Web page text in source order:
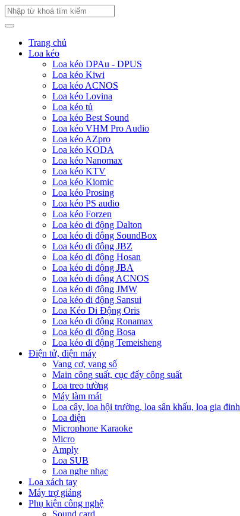
Trang chủ
Loa kéo
Loa kéo DPAu - DPUS
Loa kéo Kiwi
Loa kéo ACNOS
Loa kéo Lovina
Loa kéo tủ
Loa kéo Best Sound
Loa kéo VHM Pro Audio
Loa kéo AZpro
Loa kéo KODA
Loa kéo Nanomax
Loa kéo KTV
Loa kéo Kiomic
Loa kéo Prosing
Loa kéo PS audio
Loa kéo Forzen
Loa kéo di động Dalton
Loa kéo di động SoundBox
Loa kéo di động JBZ
Loa kéo di động Hosan
Loa kéo di động JBA
Loa kéo di động ACNOS
Loa kéo di động JMW
Loa kéo di động Sansui
Loa Kéo Di Động Oris
Loa kéo di động Ronamax
Loa kéo di động Bosa
Loa kéo di động Temeisheng
Điện tử, điện máy
Vang cơ, vang số
Main công suất, cục đẩy công suất
Loa treo tường
Máy làm mát
Loa cây, loa hội trường, loa sân khấu, loa gia đinh
Loa điện
Microphone Karaoke
Micro
Amply
Loa SUB
Loa nghe nhạc
Loa xách tay
Máy trợ giảng
Phụ kiện công nghệ
Sound card